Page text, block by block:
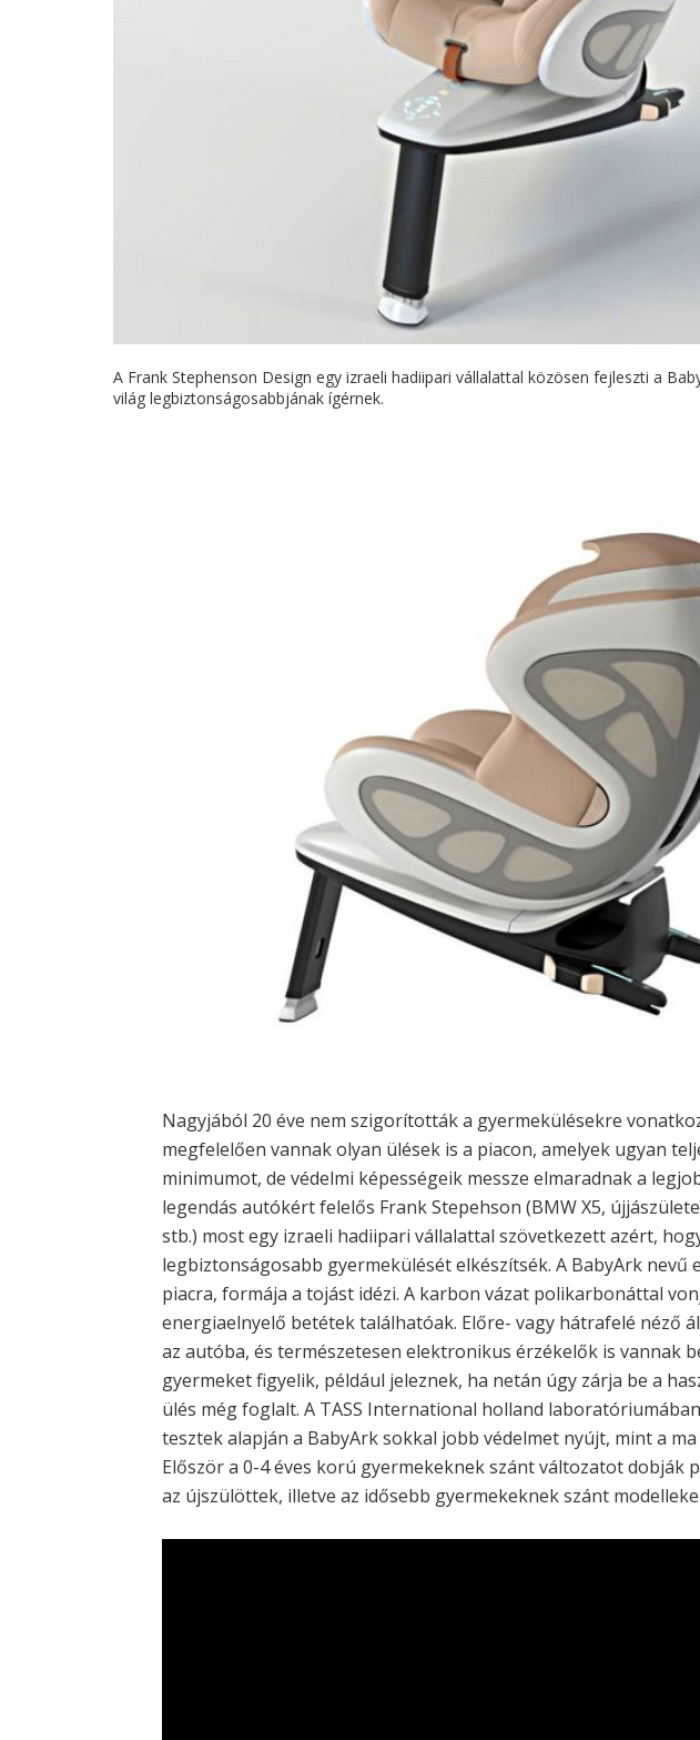
A Frank Stephenson Design egy izraeli hadiipari vállalattal közösen fejleszti a
világ legbiztonságosabbjának ígérnek.
Nagyjából 20 éve nem szigorították a gyermekülésekre
megfelelően vannak olyan ülések is a piacon, amelyek ugyan
minimumot, de védelmi képességeik messze elmaradnak a
legendás autókért felelős Frank Stepehson (BMW X5,
stb.) most egy izraeli hadiipari vállalattal szövetkezett azért,
legbiztonságosabb gyermekülését elkészítsék. A BabyArk nevű
piacra, formája a tojást idézi. A karbon vázat polikarbonáttal
energiaelnyelő betétek találhatóak. Előre- vagy hátrafelé néző
az autóba, és természetesen elektronikus érzékelők is vannak
gyermeket figyelik, például jeleznek, ha netán úgy zárja be a
ülés még foglalt. A TASS International holland
tesztek alapján a BabyArk sokkal jobb védelmet nyújt, mint a
Először a 0-4 éves korú gyermekeknek szánt változatot dobják
az újszülöttek, illetve az idősebb gyermekeknek szánt